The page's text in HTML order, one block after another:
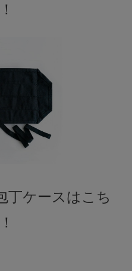
丁ケースはこち